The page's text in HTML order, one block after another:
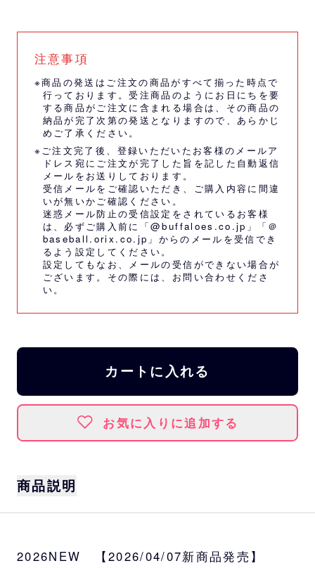
注意事項
※商品の発送はご注文の商品がすべて揃った時点で
行っております。受注商品のようにお日にちを要
する商品がご注文に含まれる場合は、その商品の
納品が完了次第の発送となりますので、あらかじ
めご了承ください。
※ご注文完了後、登録いただいたお客様のメールア
ドレス宛にご注文が完了した旨を記した自動返信
メールをお送りしております。
受信メールをご確認いただき、ご購入内容に間違
いが無いかご確認ください。
迷惑メール防止の受信設定をされているお客様
は、必ずご購入前に「@buffaloes.co.jp」「＠
baseball.orix.co.jp」からのメールを受信でき
るよう設定してください。
設定してもなお、メールの受信ができない場合が
ございます。その際には、 お問い合わせくださ
い。
カートに入れる
お気に入りに追加する
商品説明
2026NEW 【2026/04/07新商品発売】